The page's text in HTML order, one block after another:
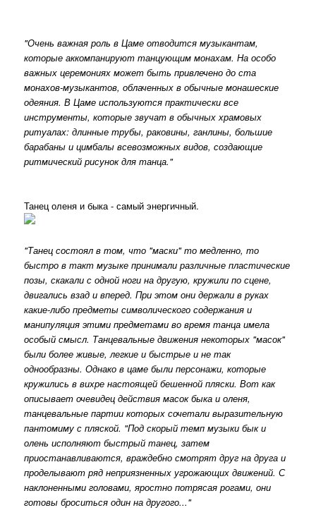
"Очень важная роль в Цаме отводится музыкантам,
которые аккомпанируют танцующим монахам. На особо
важных церемониях может быть привлечено до ста
монахов-музыкантов, облаченных в обычные монашеские
одеяния. В Цаме используются практически все
инструменты, которые звучат в обычных храмовых
ритуалах: длинные трубы, раковины, ганлины, большие
барабаны и цимбалы всевозможных видов, создающие
ритмический рисунок для танца."
Танец оленя и быка - самый энергичный.
"Танец состоял в том, что "маски" то медленно, то
быстро в такт музыке принимали различные пластические
позы, скакали с одной ноги на другую, кружили по сцене,
двигались взад и вперед. При этом они держали в руках
какие-либо предметы символического содержания и
манипуляция этими предметами во время танца имела
особый смысл. Танцевальные движения некоторых "масок"
были более живые, легкие и быстрые и не так
однообразны. Однако в цаме были персонажи, которые
кружились в вихре настоящей бешенной пляски. Вот как
описывает очевидец действия масок быка и оленя,
танцевальные партии которых сочетали выразительную
пантомиму с пляской. "Под скорый темп музыки бык и
олень исполняют быстрый танец, затем
приостанавливаются, враждебно смотрят друг на друга и
проделывают ряд неприязненных угрожающих движений. С
наклоненными головами, яростно потрясая рогами, они
готовы броситься один на другого..."